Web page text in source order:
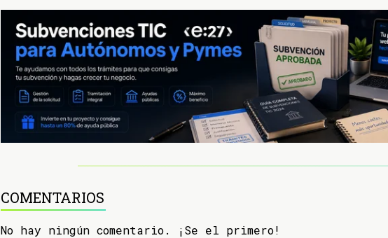
COMENTARIOS
No hay ningún comentario. ¡Se el primero!